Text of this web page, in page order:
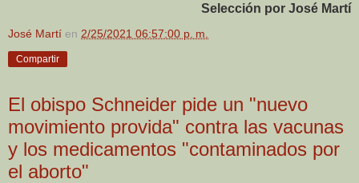
Selección por José Martí
José Martí en 2/25/2021 06:57:00 p. m.
Compartir
El obispo Schneider pide un "nuevo
movimiento provida" contra las vacunas
y los medicamentos "contaminados por
el aborto"